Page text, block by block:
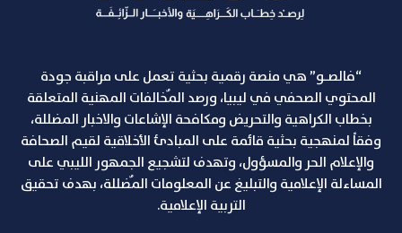
“فالصـو” هي منصة رقمية بحثية تعمل على مراقبة جودة
المحتوي الصحفي في ليبيا، ورصد المٌخالفات المهنية المتعلقة
بخطاب الكراهية والتحريض ومكافحة الإشاعات والاخبار المضللة،
وفقاً لمنهجية بحثية قائمة على المبادئ الأخلاقية لقيم الصحافة
والإعلام الحر والمسؤول، وتهدف لتشجيع الجمهور الليبي على
المساءلة الإعلامية والتبليغ عن المعلومات المٌضللة، بهدف تحقيق
التربية الإعلامية.